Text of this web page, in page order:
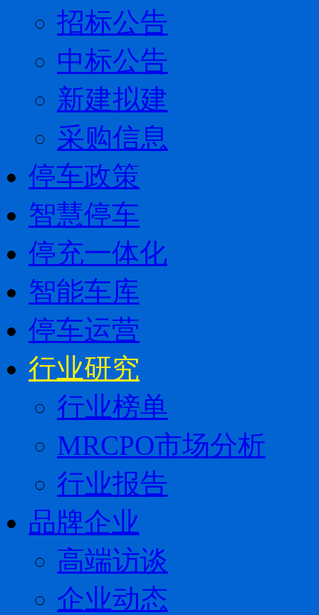
招标公告
中标公告
新建拟建
采购信息
停车政策
智慧停车
停充一体化
智能车库
停车运营
行业研究
行业榜单
MRCPO市场分析
行业报告
品牌企业
高端访谈
企业动态